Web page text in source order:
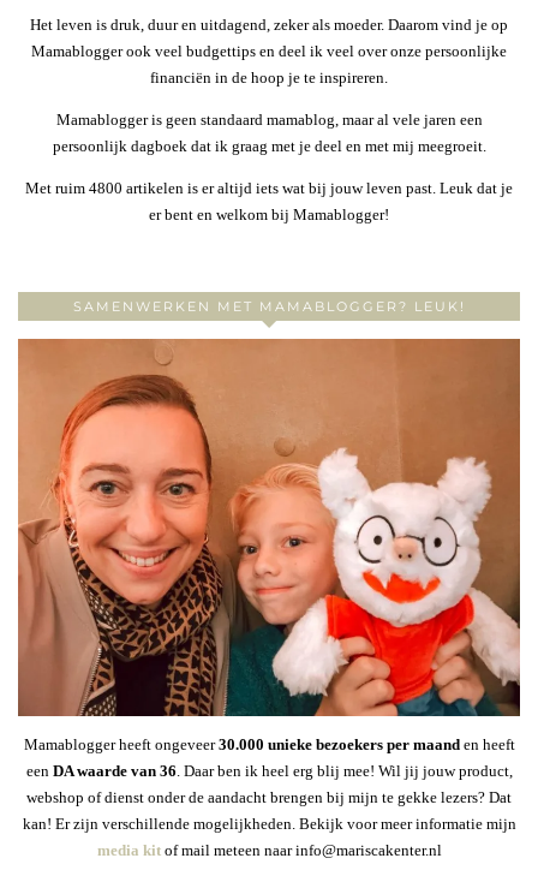
Het leven is druk, duur en uitdagend, zeker als moeder. Daarom vind je op
Mamablogger ook veel budgettips en deel ik veel over onze persoonlijke
financiën in de hoop je te inspireren.
Mamablogger is geen standaard mamablog, maar al vele jaren een
persoonlijk dagboek dat ik graag met je deel en met mij meegroeit.
Met ruim 4800 artikelen is er altijd iets wat bij jouw leven past. Leuk dat je
er bent en welkom bij Mamablogger!
SAMENWERKEN MET MAMABLOGGER? LEUK!
Mamablogger heeft ongeveer30.000 unieke bezoekers per maanden heeft
een DA waarde van 36 . Daar ben ik heel erg blij mee! Wil jij jouw product,
webshop of dienst onder de aandacht brengen bij mijn te gekke lezers? Dat
kan! Er zijn verschillende mogelijkheden. Bekijk voor meer informatie mijn
media kitof mail meteen naar info@mariscakenter.nl